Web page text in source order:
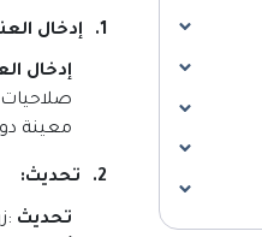
1. إدخال
إدخال
معينة
2. تحديث:
تحديث :